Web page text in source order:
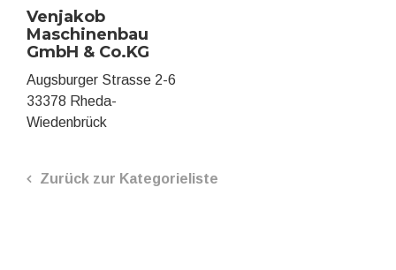
Venjakob
Maschinenbau
GmbH & Co.KG
Augsburger Strasse 2-6
33378 Rheda-
Wiedenbrück
Zurück zur Kategorieliste